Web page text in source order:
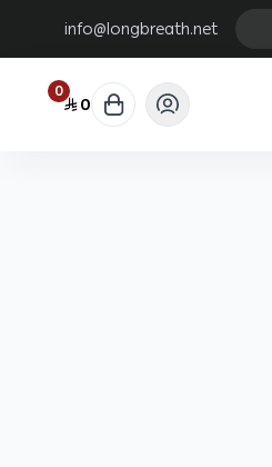
info@longbreath.net
0 0
لتشعر بالراحة التامة